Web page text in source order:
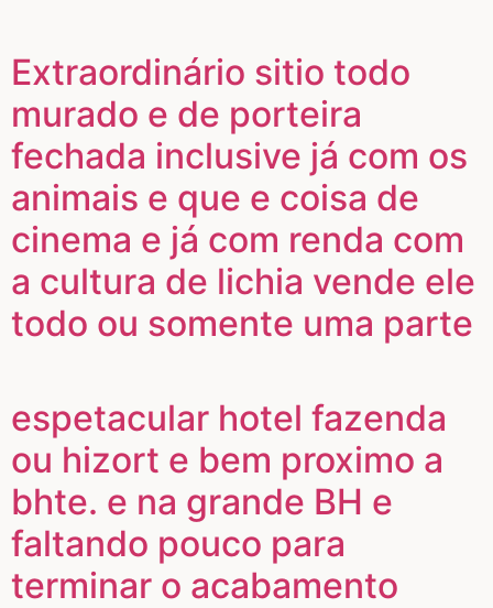
Extraordinário sitio todo
murado e de porteira
fechada inclusive já com os
animais e que e coisa de
cinema e já com renda com
a cultura de lichia vende ele
todo ou somente uma parte
espetacular hotel fazenda
ou hizort e bem proximo a
bhte. e na grande BH e
faltando pouco para
terminar o acabamento